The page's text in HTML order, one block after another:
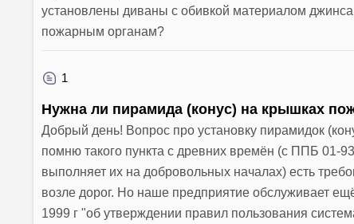
установлены диваны с обивкой материалом
пожарным органам?
1
Нужна ли пирамида (конус) на крышках
Добрый день! Вопрос про установку пирамидок
помню такого пункта с древних времён (с ППБ 01-
выполняет их на добровольных началах) есть
возле дорог. Но наше предприятие обслуживает
1999 г "об утверждении правил пользования